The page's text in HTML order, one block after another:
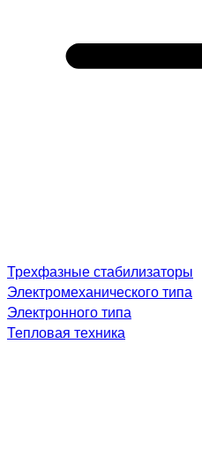
Трехфазные стабилизаторы
Электромеханического типа
Электронного типа
Тепловая техника